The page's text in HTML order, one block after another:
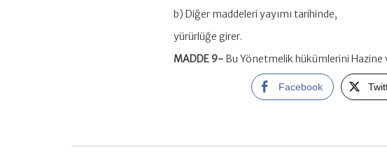
b) Diğer maddeleri yayımı tarihinde,
yürürlüğe girer.
MADDE 9- Bu Yönetmelik hükümlerini Hazine
Facebook